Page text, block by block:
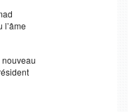
nouveau